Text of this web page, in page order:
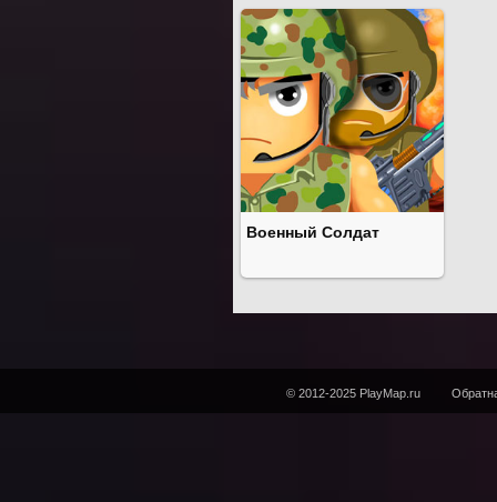
Военный Солдат
© 2012-2025 PlayMap.ru